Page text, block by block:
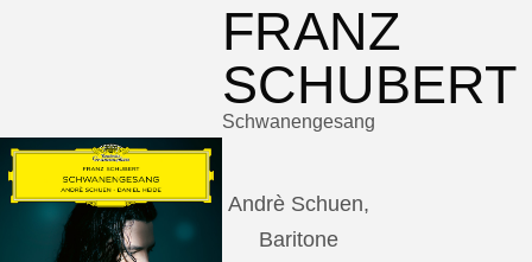
FRANZ
SCHUBERT
Schwanengesang
Andrè Schuen,
Baritone